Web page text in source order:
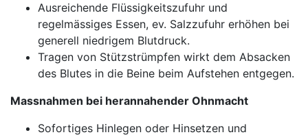
Ausreichende Flüssigkeitszufuhr und
regelmässiges Essen, ev. Salzzufuhr erhöhen bei
generell niedrigem Blutdruck.
Tragen von Stützstrümpfen wirkt dem Absacken
des Blutes in die Beine beim Aufstehen entgegen.
Massnahmen bei herannahender Ohnmacht
Sofortiges Hinlegen oder Hinsetzen und